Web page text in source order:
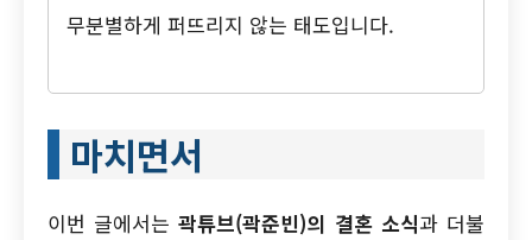
무분별하게 퍼뜨리지 않는 태도입니다.
마치면서
이번 글에서는곽튜브(곽준빈)의 결혼 소식과 더불